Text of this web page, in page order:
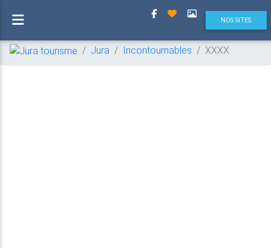
(current)
NOS SITES
Jura Incontournables XXXX